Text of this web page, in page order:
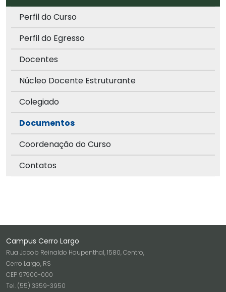
Perfil do Curso
Perfil do Egresso
Docentes
Núcleo Docente Estruturante
Colegiado
Documentos
Coordenação do Curso
Contatos
Campus Cerro Largo
Rua Jacob Reinaldo Haupenthal, 1580, Centro,
Cerro Largo, RS
CEP 97900-000
Tel. (55) 3359-3950